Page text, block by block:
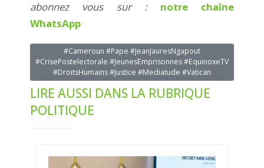
abonnez vous sur : notre chaîne
WhatsApp
#Cameroun #Pape #JeanJauresNgapout
#CrisePostelectorale #JeunesEmprisonnes #EquinoxeTV
#DroitsHumains #Justice #Mediatude #Vatican
LIRE AUSSI DANS LA RUBRIQUE
POLITIQUE